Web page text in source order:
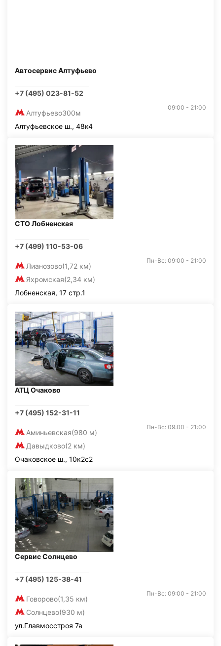
Автосервис Алтуфьево
+7 (495) 023-81-52
Алтуфьево300м
09:00 - 21:00
Алтуфьевское ш., 48к4
СТО Лобненская
+7 (499) 110-53-06
Лианозово(1,72 км)
Яхромская(2,34 км)
Пн-Вс: 09:00 - 21:00
Лобненская, 17 стр.1
АТЦ Очаково
+7 (495) 152-31-11
Аминьевская(980 м)
Давыдково(2 км)
Пн-Вс: 09:00 - 21:00
Очаковское ш., 10к2с2
Сервис Солнцево
+7 (495) 125-38-41
Говорово(1,35 км)
Солнцево(930 м)
Пн-Вс: 09:00 - 21:00
ул.Главмосстроя 7а